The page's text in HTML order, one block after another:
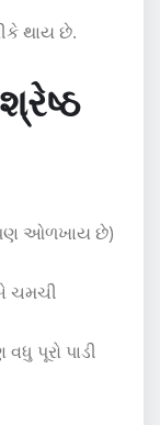
થાય છે.
પણ ઓળખાય છે)
ચમચી
પૂરો પાડી